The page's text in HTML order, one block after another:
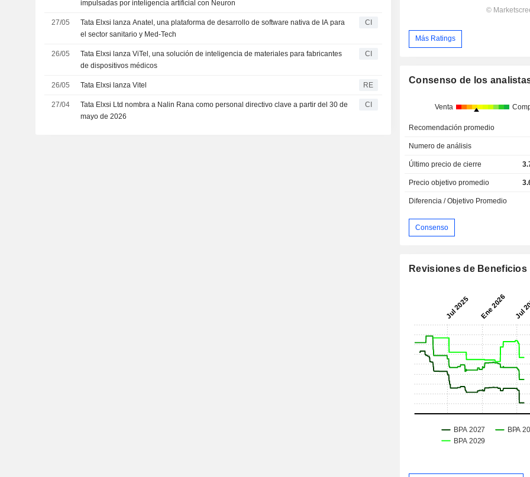
impulsadas por inteligencia artificial con Neuron
27/05
Tata Elxsi lanza Anatel, una plataforma de desarrollo de software nativa de IA para
el sector sanitario y Med-Tech
CI
26/05
Tata Elxsi lanza ViTel, una solución de inteligencia de materiales para fabricantes
de dispositivos médicos
CI
26/05 Tata Elxsi lanza Vitel RE
27/04
Tata Elxsi Ltd nombra a Nalin Rana como personal directivo clave a partir del 30 de
mayo de 2026
CI
Más Ratings
Consenso de los
Venta
Recomendación promedio
Numero de análisis
Último precio de cierre
Precio objetivo promedio
Diferencia / Objetivo Promedio
Consenso
Revisiones de Beneficios